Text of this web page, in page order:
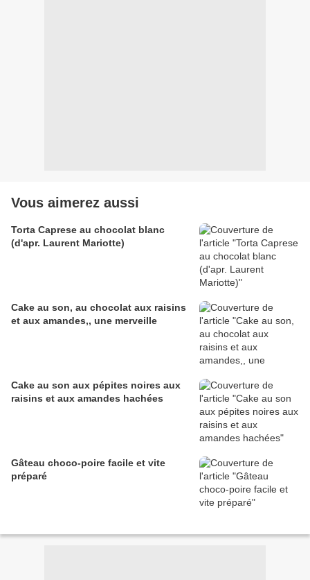
Vous aimerez aussi
Torta Caprese au chocolat blanc
(d'apr. Laurent Mariotte)
Cake au son, au chocolat aux raisins
et aux amandes,, une merveille
Cake au son aux pépites noires aux
raisins et aux amandes hachées
Gâteau choco-poire facile et vite
préparé